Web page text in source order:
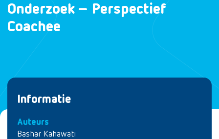
Onderzoek – Perspectief
Coachee
Informatie
Auteurs
Bashar Kahawati